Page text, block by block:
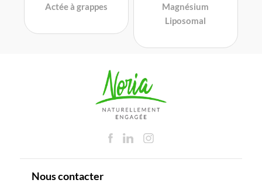
Actée à grappes
Magnésium
Liposomal
Nous contacter